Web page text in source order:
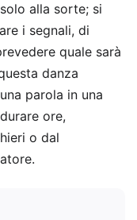
alla sorte; si
i segnali, di
quale sarà
danza
parola in una
ore,
o dal